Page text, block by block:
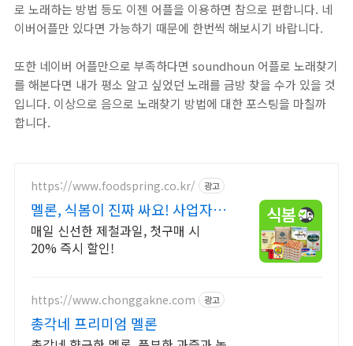
로 노래하는 방법 등도 이젠 어플을 이용하면 참으로 편합니다. 네
이버어플만 있다면 가능하기 때문에 한번씩 해보시기 바랍니다.
또한 네이버 어플만으로 부족하다면 soundhoun 어플로 노래찾기
를 해본다면 내가 평소 알고 싶었던 노래를 금방 찾을 수가 있을 것
입니다. 이상으로 음으로 노래찾기 방법에 대한 포스팅을 마칠까
합니다.
https://www.foodspring.co.kr/ 광고
멜론, 식봄이 진짜 싸요! 사업자
전용 특가
매일 신선한 제철과일, 첫구매 시
20% 즉시 할인!
https://www.chonggakne.com 광고
총각네 프리미엄 멜론